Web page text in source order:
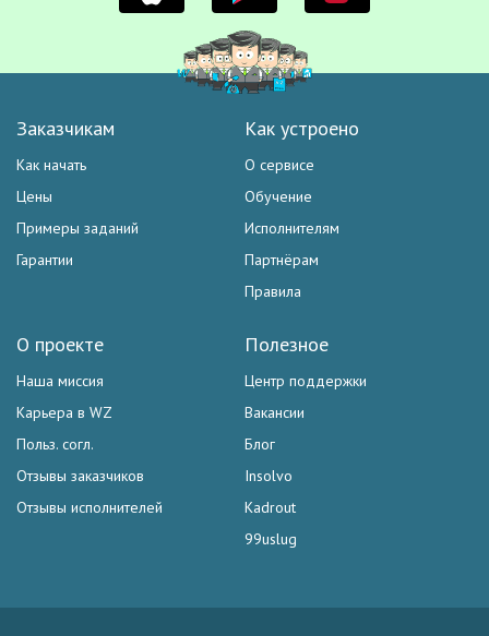
Заказчикам
Как начать
Цены
Примеры заданий
Гарантии
Как устроено
О сервисе
Обучение
Исполнителям
Партнёрам
Правила
Полезное
Центр поддержки
Вакансии
Блог
Insolvo
Kadrout
99uslug
О проекте
Наша миссия
Карьера в WZ
Польз. согл.
Отзывы заказчиков
Отзывы исполнителей